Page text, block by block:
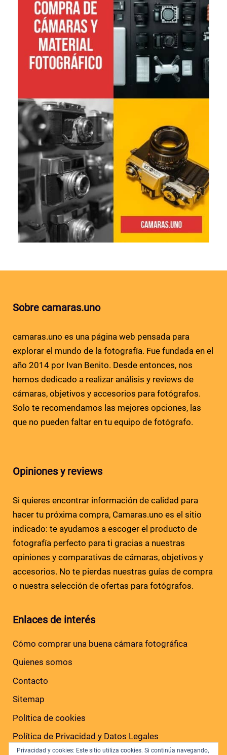
Sobre camaras.uno
camaras.uno es una página web pensada para
explorar el mundo de la fotografía. Fue fundada en el
año 2014 por Ivan Benito. Desde entonces, nos
hemos dedicado a realizar análisis y reviews de
cámaras, objetivos y accesorios para fotógrafos.
Solo te recomendamos las mejores opciones, las
que no pueden faltar en tu equipo de fotógrafo.
Privacidad y cookies: Este sitio utiliza cookies. Si continúa navegando,
Opiniones y reviews
Si quieres encontrar información de calidad para
hacer tu próxima compra, Camaras.uno es el sitio
indicado: te ayudamos a escoger el producto de
fotografía perfecto para ti gracias a nuestras
opiniones y comparativas de cámaras, objetivos y
accesorios. No te pierdas nuestras guías de compra
o nuestra selección de ofertas para fotógrafos.
Enlaces de interés
Cómo comprar una buena cámara fotográfica
Quienes somos
Contacto
Sitemap
Política de cookies
Política de Privacidad y Datos Legales